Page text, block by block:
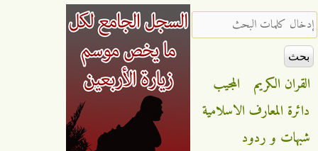
‏إدخال كلمات البحث ‏
القران الكريم
المجيب
دائرة المعارف الاسلامية
شبهات و ردود